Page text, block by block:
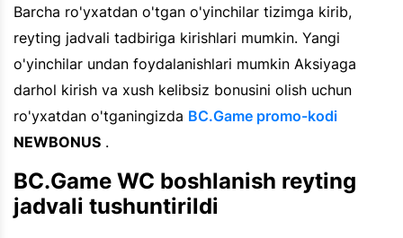
Barcha ro'yxatdan o'tgan o'yinchilar tizimga kirib,
reyting jadvali tadbiriga kirishlari mumkin. Yangi
o'yinchilar undan foydalanishlari mumkin Aksiyaga
darhol kirish va xush kelibsiz bonusini olish uchun
ro'yxatdan o'tganingizda BC.Game promo-kodi
NEWBONUS .
BC.Game WC boshlanish reyting
jadvali tushuntirildi